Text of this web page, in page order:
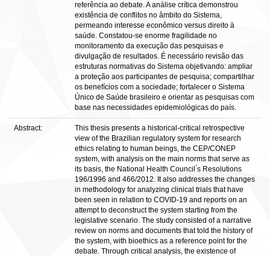
referência ao debate. A análise crítica demonstrou
existência de conflitos no âmbito do Sistema,
permeando interesse econômico versus direito à
saúde. Constatou-se enorme fragilidade no
monitoramento da execução das pesquisas e
divulgação de resultados. É necessário revisão das
estruturas normativas do Sistema objetivando: ampliar
a proteção aos participantes de pesquisa; compartilhar
os benefícios com a sociedade; fortalecer o Sistema
Único de Saúde brasileiro e orientar as pesquisas com
base nas necessidades epidemiológicas do país.
Abstract:
This thesis presents a historical-critical retrospective
view of the Brazilian regulatory system for research
ethics relating to human beings, the CEP/CONEP
system, with analysis on the main norms that serve as
its basis, the National Health Council ́s Resolutions
196/1996 and 466/2012. It also addresses the changes
in methodology for analyzing clinical trials that have
been seen in relation to COVID-19 and reports on an
attempt to deconstruct the system starting from the
legislative scenario. The study consisted of a narrative
review on norms and documents that told the history of
the system, with bioethics as a reference point for the
debate. Through critical analysis, the existence of